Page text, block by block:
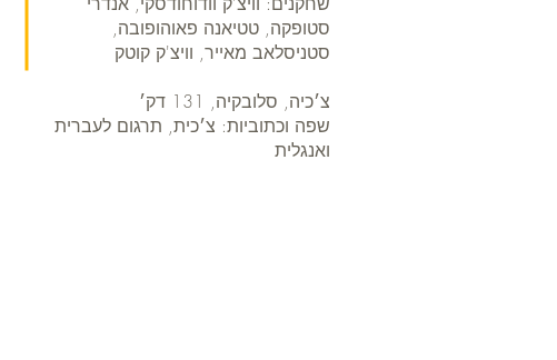
סטופקה, טטיאנה פאוהופובה,
סטניסלאב מאייר, וויצ'ק קוטק
צ׳כיה, סלובקיה, 131 דק׳
שפה וכתוביות: צ׳כית, תרגום לעברית
ואנגלית